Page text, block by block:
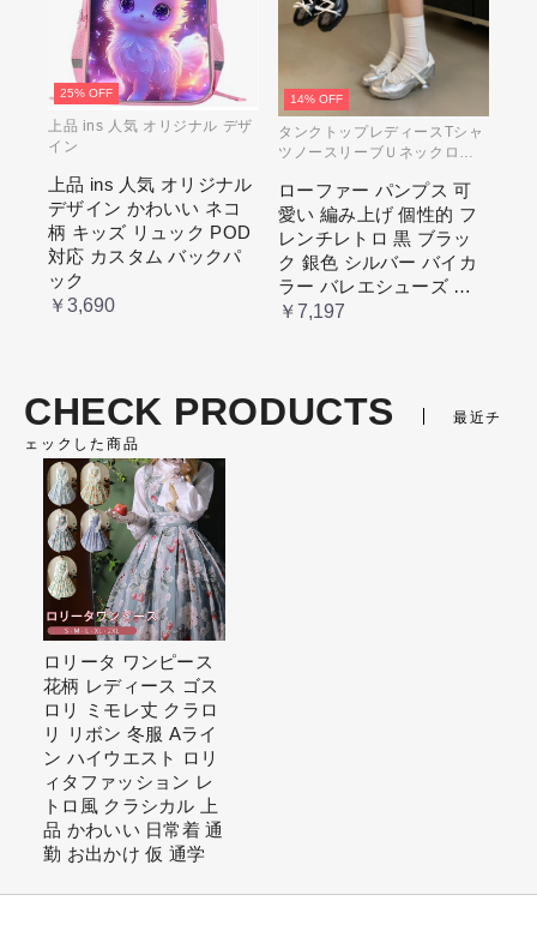
25% OFF
上品 ins 人気 オリジナル デザ
イン
上品 ins 人気 オリジナル
デザイン かわいい ネコ
柄 キッズ リュック POD
対応 カスタム バックパ
ック
￥3,690
14% OFF
タンクトップレディースTシャ
ツノースリーブＵネックロゴ
ローファー パンプス 可
愛い 編み上げ 個性的 フ
レンチレトロ 黒 ブラッ
ク 銀色 シルバー バイカ
ラー バレエシューズ 変
形ヒール 3.5cm ガーリー
￥7,197
CHECK PRODUCTS
最近チ
ェックした商品
ロリータ ワンピース
花柄 レディース ゴス
ロリ ミモレ丈 クラロ
リ リボン 冬服 Aライ
ン ハイウエスト ロリ
ィタファッション レ
トロ風 クラシカル 上
品 かわいい 日常着 通
勤 お出かけ 仮 通学